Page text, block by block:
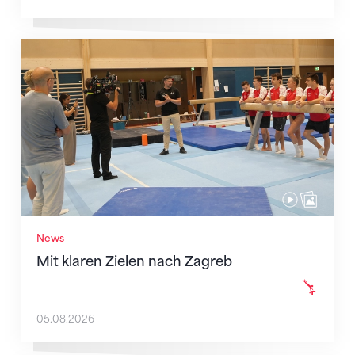
News
Mit klaren Zielen nach Zagreb
Mit klaren Zielen nach Zagreb
05.08.2026